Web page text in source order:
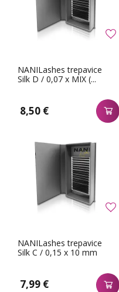
NANILashes trepavice
Silk D / 0,07 x MIX (...
8,50 €
NANILashes trepavice
Silk C / 0,15 x 10 mm
7,99 €